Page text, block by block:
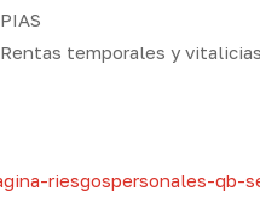
PIAS
Rentas temporales y vitalicias